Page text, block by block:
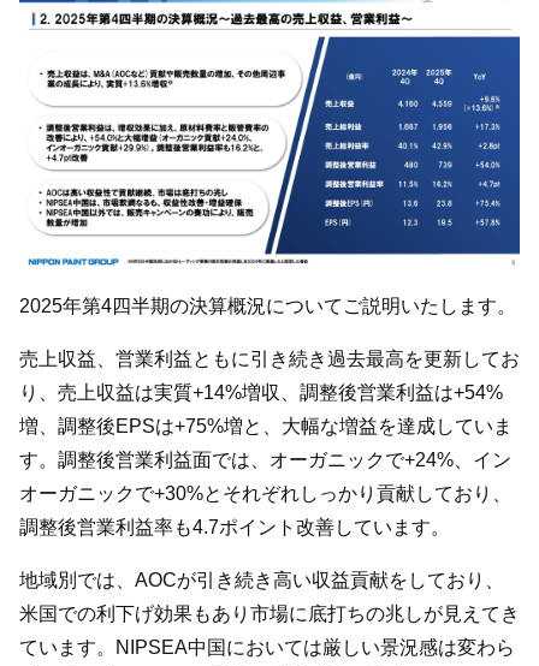
2025年第4四半期の決算概況についてご説明いたします。
売上収益、営業利益ともに引き続き過去最高を更新してお
り、売上収益は実質+14%増収、調整後営業利益は+54%
増、調整後EPSは+75%増と、大幅な増益を達成していま
す。調整後営業利益面では、オーガニックで+24%、イン
オーガニックで+30%とそれぞれしっかり貢献しており、
調整後営業利益率も4.7ポイント改善しています。
地域別では、AOCが引き続き高い収益貢献をしており、
米国での利下げ効果もあり市場に底打ちの兆しが見えてき
ています。NIPSEA中国においては厳しい景況感は変わら